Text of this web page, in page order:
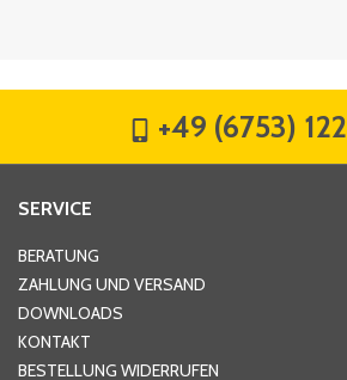
Hausnummer
+49 (6753)
SERVICE
BERATUNG
ZAHLUNG UND VERSAND
DOWNLOADS
KONTAKT
BESTELLUNG WIDERRUFEN